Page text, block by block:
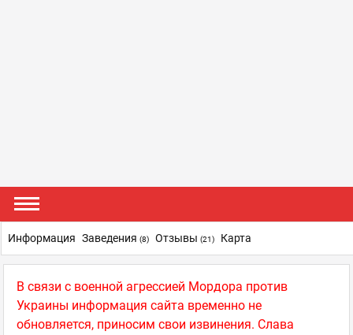
В связи с военной агрессией Мордора против
Украины информация сайта временно не
обновляется, приносим свои извинения. Слава
Информация Заведения (8) Отзывы (21) Карта